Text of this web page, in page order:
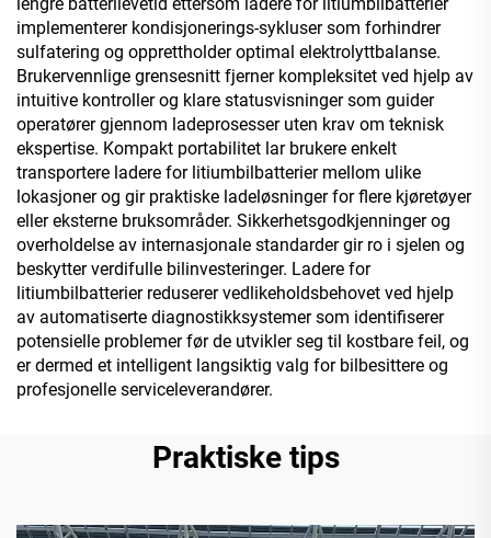
implementerer kondisjonerings-sykluser som forhindrer
sulfatering og opprettholder optimal elektrolyttbalanse.
Brukervennlige grensesnitt fjerner kompleksitet ved hjelp av
intuitive kontroller og klare statusvisninger som guider
operatører gjennom ladeprosesser uten krav om teknisk
ekspertise. Kompakt portabilitet lar brukere enkelt
transportere ladere for litiumbilbatterier mellom ulike
lokasjoner og gir praktiske ladeløsninger for flere kjøretøyer
eller eksterne bruksområder. Sikkerhetsgodkjenninger og
overholdelse av internasjonale standarder gir ro i sjelen og
beskytter verdifulle bilinvesteringer. Ladere for
litiumbilbatterier reduserer vedlikeholdsbehovet ved hjelp
av automatiserte diagnostikksystemer som identifiserer
potensielle problemer før de utvikler seg til kostbare feil, og
er dermed et intelligent langsiktig valg for bilbesittere og
profesjonelle serviceleverandører.
Praktiske tips